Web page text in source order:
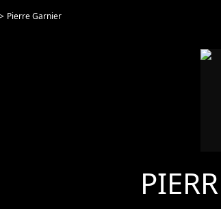
Pierre Garnier